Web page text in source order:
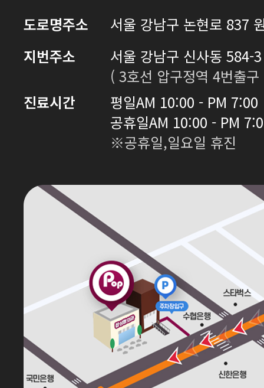
도로명주소
서울 강남구 논현로 837
지번주소
서울 강남구 신사동 584-
( 3호선 압구정역 4번출
진료시간
평일AM 10:00 - PM 7:00
공휴일AM 10:00 - PM
※공휴일,일요일 휴진